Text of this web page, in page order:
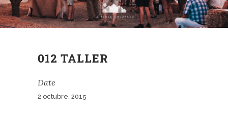
012 TALLER
Date
2 octubre, 2015